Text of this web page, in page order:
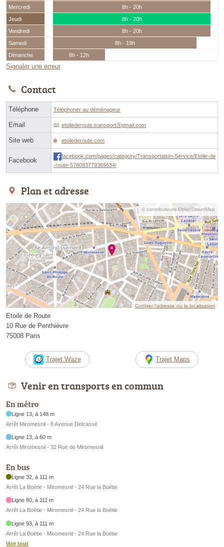
Mercredi
8h - 20h
Jeudi
8h - 20h
Vendredi
8h - 20h
Samedi
8h - 19h
Dimanche
8h - 12h
Signaler une erreur
Contact
Téléphone Téléphoner au déménageur
Email etoilederoute.transportⓐgmail.com
Site web etoilederoute.com
Facebook
facebook.com/pages/category/Transportation-Service/Etoile-de
-route-578083779365634/
Plan et adresse
© contributeurs OpenStreetMap
Corriger l’adresse ou la localisation
Etoile de Route
10 Rue de Penthièvre
75008 Paris
Trajet Waze Trajet Maps
Venir en transports en commun
En métro
Ligne 13, à 148 m
Arrêt Miromesnil - 8 Avenue Delcassé
Ligne 13, à 60 m
Arrêt Miromesnil - 32 Rue de Miromesnil
En bus
Ligne 32, à 111 m
Arrêt La Boétie - Miromesnil - 24 Rue la Boétie
Ligne 80, à 111 m
Arrêt La Boétie - Miromesnil - 24 Rue la Boétie
Ligne 93, à 111 m
Arrêt La Boétie - Miromesnil - 24 Rue la Boétie
Voir tout